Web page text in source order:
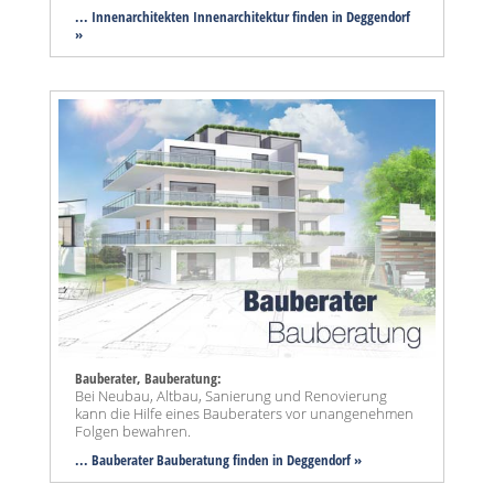
... Innenarchitekten Innenarchitektur finden in Deggendorf
»
Bauberater, Bauberatung:
Bei Neubau, Altbau, Sanierung und Renovierung
kann die Hilfe eines Bauberaters vor unangenehmen
Folgen bewahren.
... Bauberater Bauberatung finden in Deggendorf »